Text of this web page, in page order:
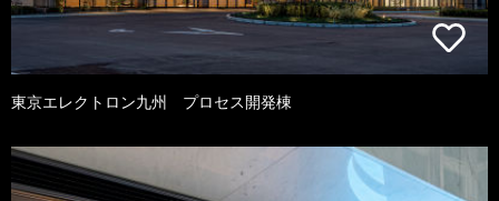
東京エレクトロン九州 プロセス開発棟